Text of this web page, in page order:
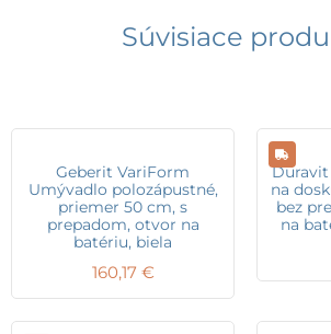
Súvisiace
Geberit VariForm
Umývadlo polozápustné,
priemer 50 cm, s
prepadom, otvor na
batériu, biela
160,17 €
Duravit
na
bez
na